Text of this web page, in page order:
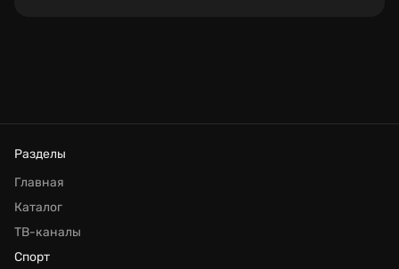
Разделы
Главная
Каталог
ТВ-каналы
Спорт